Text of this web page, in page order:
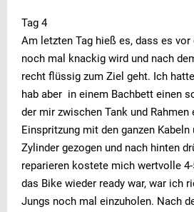
Tag 4
Am letzten Tag hieß es, dass es
noch mal knackig wird und nach
recht flüssig zum Ziel geht. Ich
hab aber in einem Bachbett einen
der mir zwischen Tank und
Einspritzung mit den ganzen
Zylinder gezogen und nach hinten
reparieren kostete mich wertvolle
das Bike wieder ready war, war ich
Jungs noch mal einzuholen. Nach